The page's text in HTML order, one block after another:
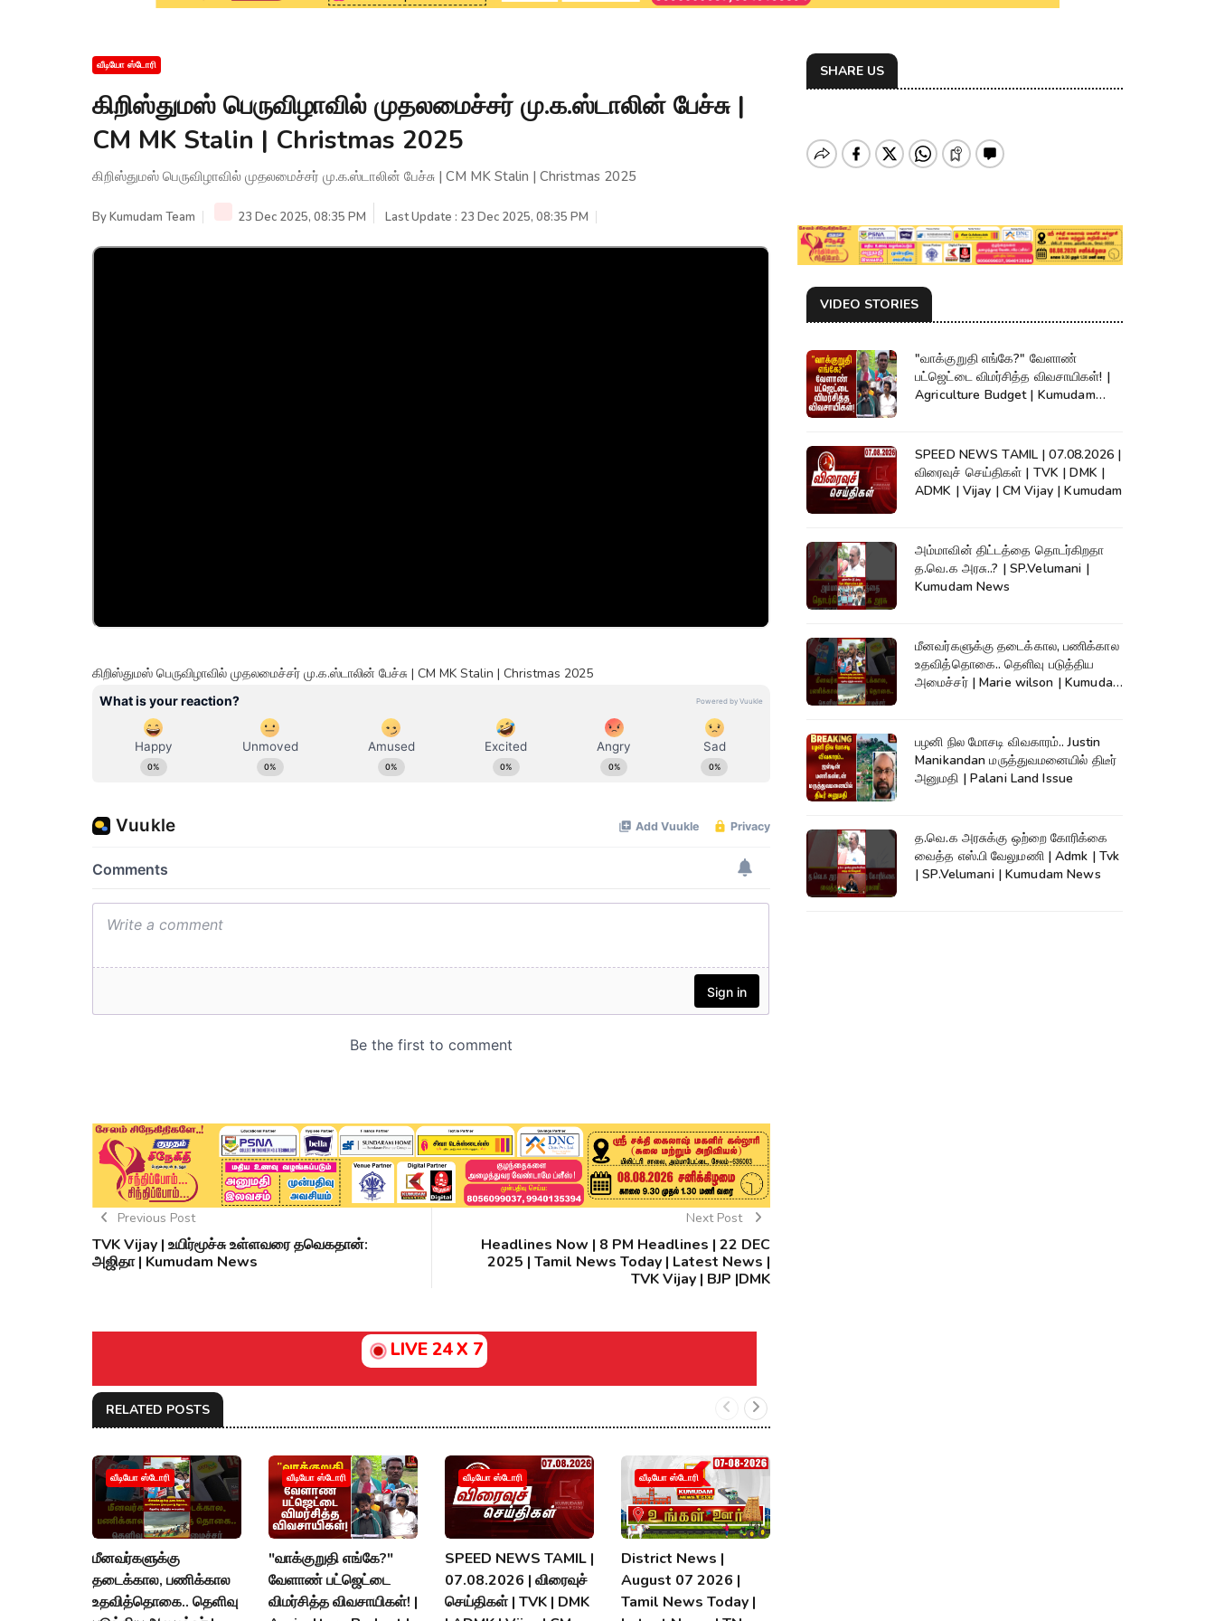
வீடியோ ஸ்டோரி
கிறிஸ்துமஸ் பெருவிழாவில் முதலமைச்சர் மு.க.ஸ்டாலின் பேச்சு |
CM MK Stalin | Christmas 2025
கிறிஸ்துமஸ் பெருவிழாவில் முதலமைச்சர் மு.க.ஸ்டாலின் பேச்சு | CM MK Stalin | Christmas 2025
ByKumudam Team 23 Dec 2025, 08:35 PM Last Update : 23 Dec 2025, 08:35 PM
கிறிஸ்துமஸ் பெருவிழாவில் முதலமைச்சர் மு.க.ஸ்டாலின் பேச்சு | CM MK Stalin | Christmas 2025
Previous Post
TVK Vijay | உயிர்மூச்சு உள்ளவரை தவெகதான்:
அஜிதா | Kumudam News
Next Post
Headlines Now | 8 PM Headlines | 22 DEC
2025 | Tamil News Today | Latest News |
TVK Vijay | BJP |DMK
LIVE 24 X 7
RELATED POSTS
வீடியோ ஸ்டோரி
மீனவர்களுக்கு
தடைக்கால, பணிக்கால
உதவித்தொகை.. தெளிவு
வீடியோ ஸ்டோரி
"வாக்குறுதி எங்கே?"
வேளாண் பட்ஜெட்டை
விமர்சித்த விவசாயிகள்! |
வீடியோ ஸ்டோரி
SPEED NEWS TAMIL |
07.08.2026 | விரைவுச்
செய்திகள் | TVK | DMK
வீடியோ ஸ்டோரி
District News |
August 07 2026 |
Tamil News Today |
SHARE US
VIDEO STORIES
"வாக்குறுதி எங்கே?" வேளாண்
பட்ஜெட்டை விமர்சித்த விவசாயிகள்! |
Agriculture Budget | Kumudam
SPEED NEWS TAMIL | 07.08.2026 |
விரைவுச் செய்திகள் | TVK | DMK |
ADMK | Vijay | CM Vijay | Kumudam
அம்மாவின் திட்டத்தை தொடர்கிறதா
த.வெ.க அரசு..? | SP.Velumani |
Kumudam News
மீனவர்களுக்கு தடைக்கால, பணிக்கால
உதவித்தொகை.. தெளிவு படுத்திய
அமைச்சர் | Marie wilson | Kumudam
பழனி நில மோசடி விவகாரம்.. Justin
Manikandan மருத்துவமனையில் திடீர்
அனுமதி | Palani Land Issue
த.வெ.க அரசுக்கு ஒற்றை கோரிக்கை
வைத்த எஸ்.பி வேலுமணி | Admk | Tvk
| SP.Velumani | Kumudam News